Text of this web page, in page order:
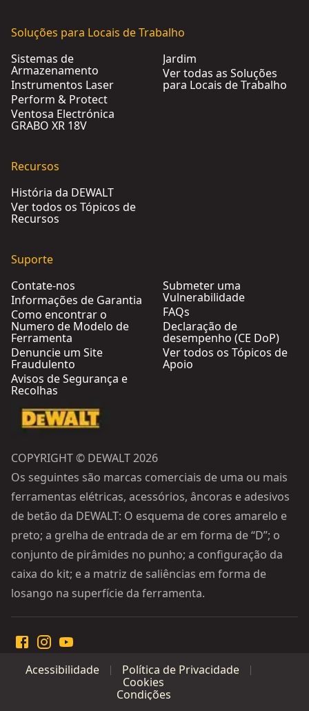
Soluções para Locais de Trabalho
Sistemas de
Armazenamento
Instrumentos Laser
Perform & Protect
Ventosa Electrónica
GRABO XR 18V
Jardim
Ver todas as Soluções
para Locais de Trabalho
Recursos
História da DEWALT
Ver todos os Tópicos de
Recursos
Suporte
Contate-nos
Informações de Garantia
Como encontrar o
Numero de Modelo de
Ferramenta
Denuncie um Site
Fraudulento
Avisos de Segurança e
Recolhas
Submeter uma
Vulnerabilidade
FAQs
Declaração de
desempenho (CE DoP)
Ver todos os Tópicos de
Apoio
COPYRIGHT © DEWALT 2026
Os seguintes são marcas comerciais de uma ou mais
ferramentas elétricas, acessórios, âncoras e adesivos
de betão da DEWALT: O esquema de cores amarelo e
preto; a grelha de entrada de ar em forma de “D”; o
conjunto de pirâmides no punho; a configuração da
caixa do kit; e a matriz de saliências em forma de
losango na superfície da ferramenta.
Acessibilidade
Política de Privacidade
Cookies
Condições